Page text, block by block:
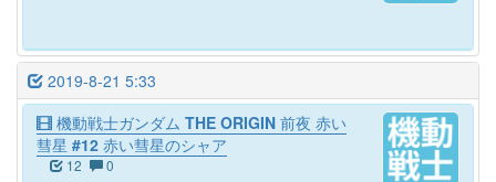
2019-8-21 5:33
機動戦士ガンダム THE ORIGIN 前夜 赤い
彗星 #12 赤い彗星のシャア
12 0